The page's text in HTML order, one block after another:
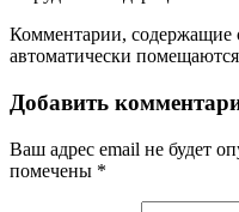
Комментарии, содержащие
автоматически помещаются
Добавить
Ваш адрес email не будет
помечены *